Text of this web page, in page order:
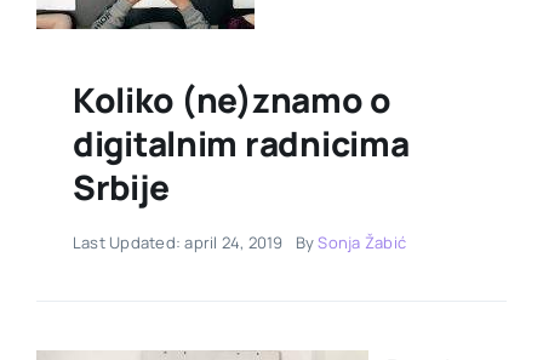
Koliko (ne)znamo o
digitalnim radnicima
Srbije
Last Updated: april 24, 2019 BySonja Žabić